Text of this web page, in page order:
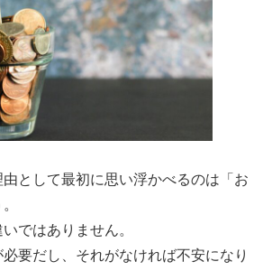
として最初に思い浮かべるのは「お
ではありません。
要だし、それがなければ不安になり